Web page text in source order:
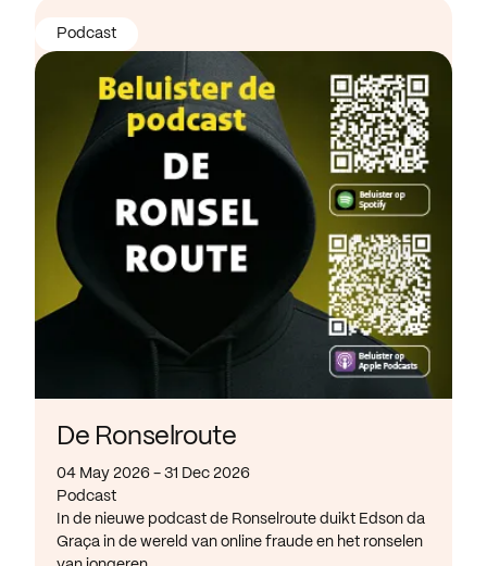
De Ronselroute
04 May 2026 - 31 Dec 2026
Podcast
In de nieuwe podcast de Ronselroute duikt Edson da
Graça in de wereld van online fraude en het ronselen
Podcast